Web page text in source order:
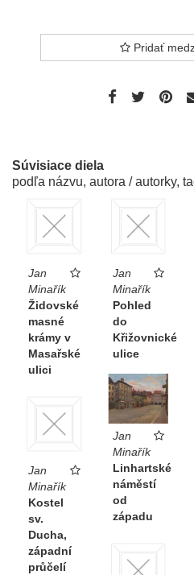
Pridať
Súvisiace diela
podľa názvu, autora / autorky,
Jan
Minařík
Židovské
masné
krámy v
Masařské
ulici
Jan
Minařík
Pohled
do
Křižovnické
ulice
Jan
Minařík
Linhartské
náměstí
od
západu
Jan
Minařík
Kostel
sv.
Ducha,
západní
průčelí